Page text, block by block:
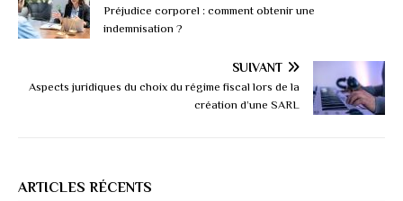
Préjudice corporel : comment obtenir une
indemnisation ?
SUIVANT
Aspects juridiques du choix du régime fiscal lors de la
création d’une SARL
ARTICLES RÉCENTS